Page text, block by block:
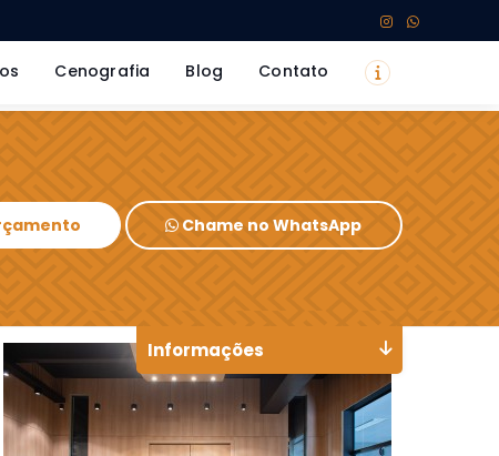
Cenografia Blog Contato
Chame no WhatsApp
Informações